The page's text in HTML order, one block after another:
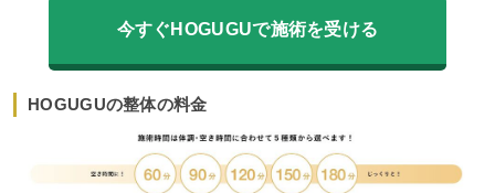
今すぐHOGUGUで施術を受ける
HOGUGUの整体の料金